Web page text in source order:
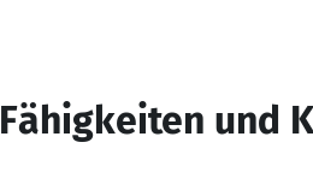
Fähigkeiten und